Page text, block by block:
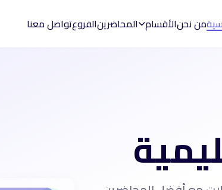
من نحنالأقسام المحاضرينالفروعتواصل معنا